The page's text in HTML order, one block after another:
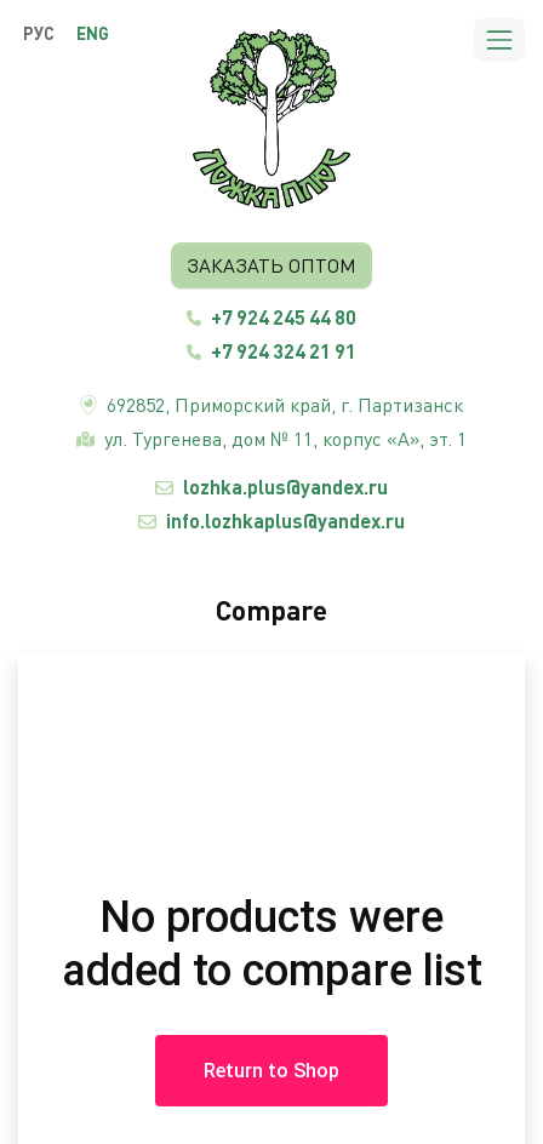
РУС ENG
ЗАКАЗАТЬ ОПТОМ
+7 924 245 44 80
+7 924 324 21 91
692852, Приморский край, г. Партизанск
ул. Тургенева, дом № 11, корпус «А», эт. 1
lozhka.plus@yandex.ru
info.lozhkaplus@yandex.ru
Compare
No products were
added to compare list
Return to Shop